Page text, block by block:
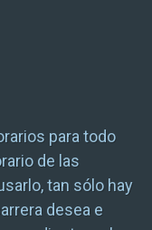
para todo
de las
tan sólo hay
desea e